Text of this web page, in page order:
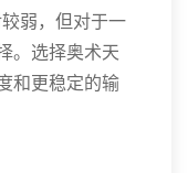
弱，但对于一
。选择奥术天
和更稳定的输